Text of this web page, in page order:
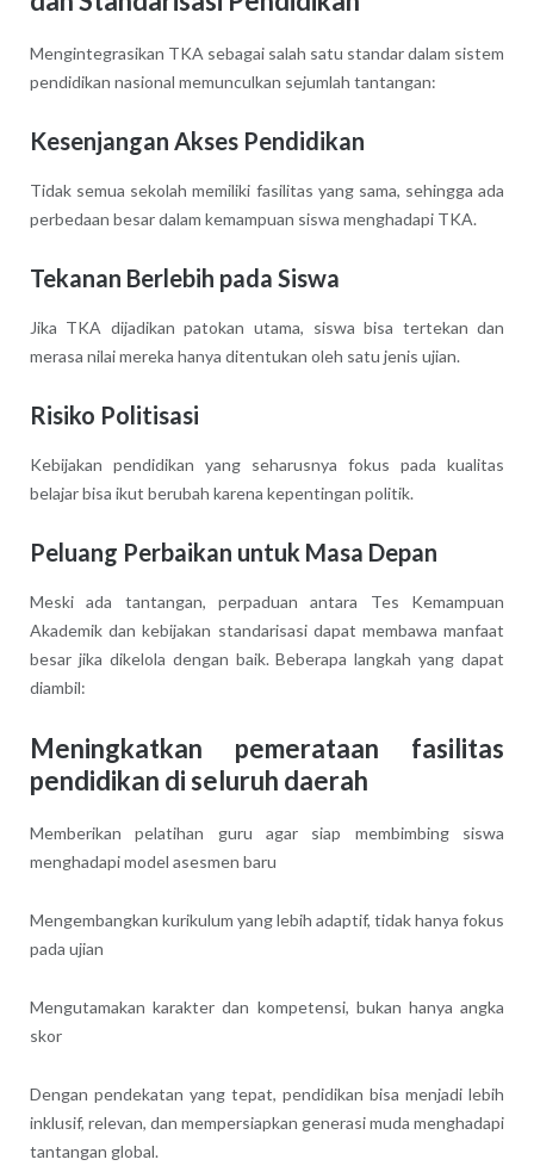
Mengintegrasikan TKA sebagai salah satu standar dalam sistem
pendidikan nasional memunculkan sejumlah tantangan:
Kesenjangan Akses Pendidikan
Tidak semua sekolah memiliki fasilitas yang sama, sehingga ada
perbedaan besar dalam kemampuan siswa menghadapi TKA.
Tekanan Berlebih pada Siswa
Jika TKA dijadikan patokan utama, siswa bisa tertekan dan
merasa nilai mereka hanya ditentukan oleh satu jenis ujian.
Risiko Politisasi
Kebijakan pendidikan yang seharusnya fokus pada kualitas
belajar bisa ikut berubah karena kepentingan politik.
Peluang Perbaikan untuk Masa Depan
Meski ada tantangan, perpaduan antara Tes Kemampuan
Akademik dan kebijakan standarisasi dapat membawa manfaat
besar jika dikelola dengan baik. Beberapa langkah yang dapat
diambil:
Meningkatkan pemerataan fasilitas
pendidikan di seluruh daerah
Memberikan pelatihan guru agar siap membimbing siswa
menghadapi model asesmen baru
Mengembangkan kurikulum yang lebih adaptif, tidak hanya fokus
pada ujian
Mengutamakan karakter dan kompetensi, bukan hanya angka
skor
Dengan pendekatan yang tepat, pendidikan bisa menjadi lebih
inklusif, relevan, dan mempersiapkan generasi muda menghadapi
tantangan global.